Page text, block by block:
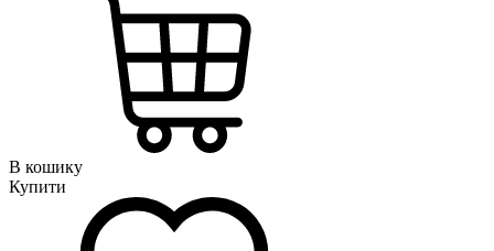
В кошику
Купити